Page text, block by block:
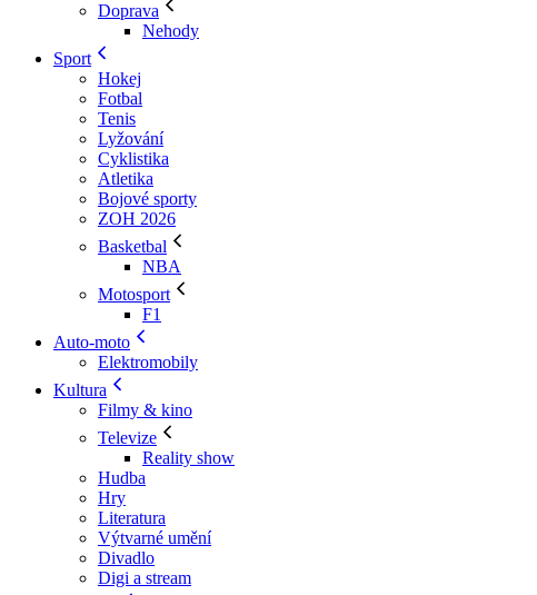
Doprava
Nehody
Sport
Hokej
Fotbal
Tenis
Lyžování
Cyklistika
Atletika
Bojové sporty
ZOH 2026
Basketbal
NBA
Motosport
F1
Auto-moto
Elektromobily
Kultura
Filmy & kino
Televize
Reality show
Hudba
Hry
Literatura
Výtvarné umění
Divadlo
Digi a stream